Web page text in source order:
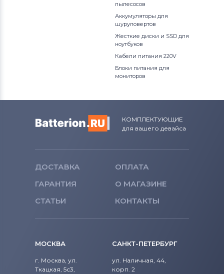
Вентиляторы (кулеры)Toshiba
Вентиляторы (кулеры)Acer
Вентиляторы (кулеры)
Вентиляторы (кулеры)
пылесосов
Аккумуляторы для
шуруповертов
Жесткие диски и SSD для
ноутбуков
Кабели питания 220V
Блоки питания для
мониторов
КОМПЛЕКТУЮЩИЕ
для вашего девайса
ДОСТАВКА
ОПЛАТА
ГАРАНТИЯ
О МАГАЗИНЕ
СТАТЬИ
КОНТАКТЫ
МОСКВА
г. Москва, ул.
Ткацкая, 5с3,
САНКТ-ПЕТЕРБУРГ
ул. Наличная, 44,
корп. 2